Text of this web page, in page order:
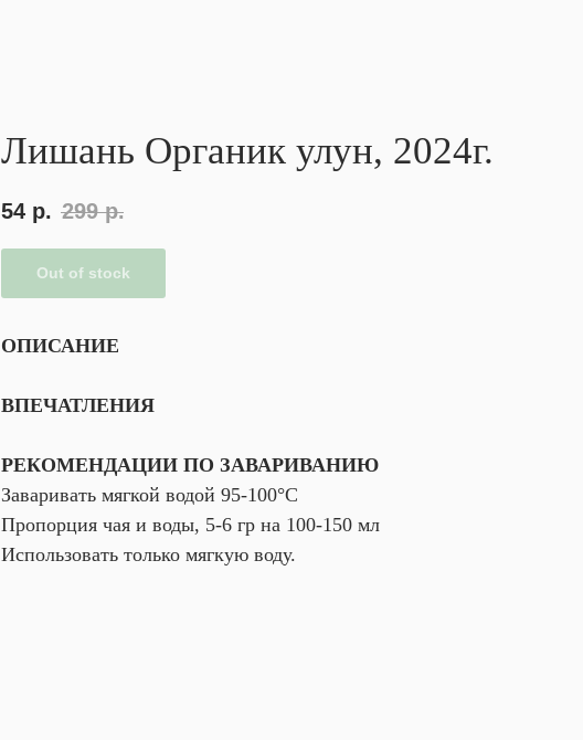
Лишань Органик улун, 2024г.
54 р. 299 р.
Out of stock
ОПИСАНИЕ
ВПЕЧАТЛЕНИЯ
РЕКОМЕНДАЦИИ ПО ЗАВАРИВАНИЮ
Заваривать мягкой водой 95-100°С
Пропорция чая и воды, 5-6 гр на 100-150 мл
Использовать только мягкую воду.